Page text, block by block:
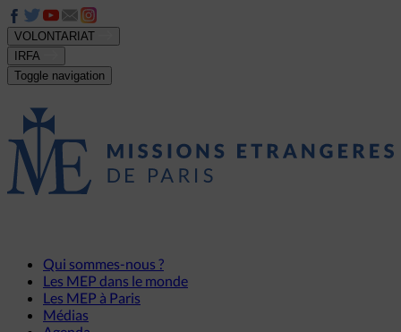
VOLONTARIAT
IRFA
Toggle navigation
Qui sommes-nous ?
Les MEP dans le monde
Les MEP à Paris
Médias